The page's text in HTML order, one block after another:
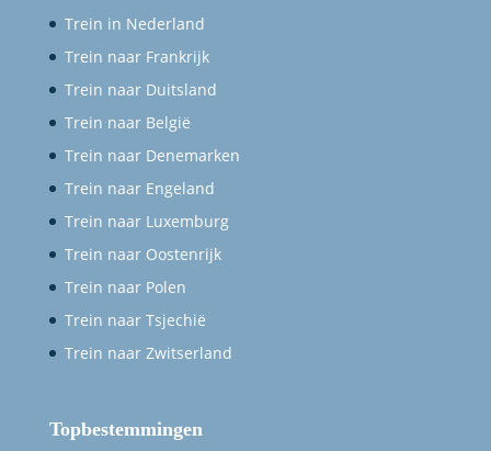
Trein in Nederland
Trein naar Frankrijk
Trein naar Duitsland
Trein naar België
Trein naar Denemarken
Trein naar Engeland
Trein naar Luxemburg
Trein naar Oostenrijk
Trein naar Polen
Trein naar Tsjechië
Trein naar Zwitserland
Topbestemmingen